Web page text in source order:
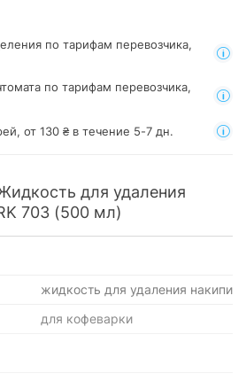
по тарифам перевозчика,
по тарифам перевозчика,
от 130 ₴ в течение 5-7 дн.
для удаления
703 (500 мл)
жидкость для удаления накипи
для кофеварки